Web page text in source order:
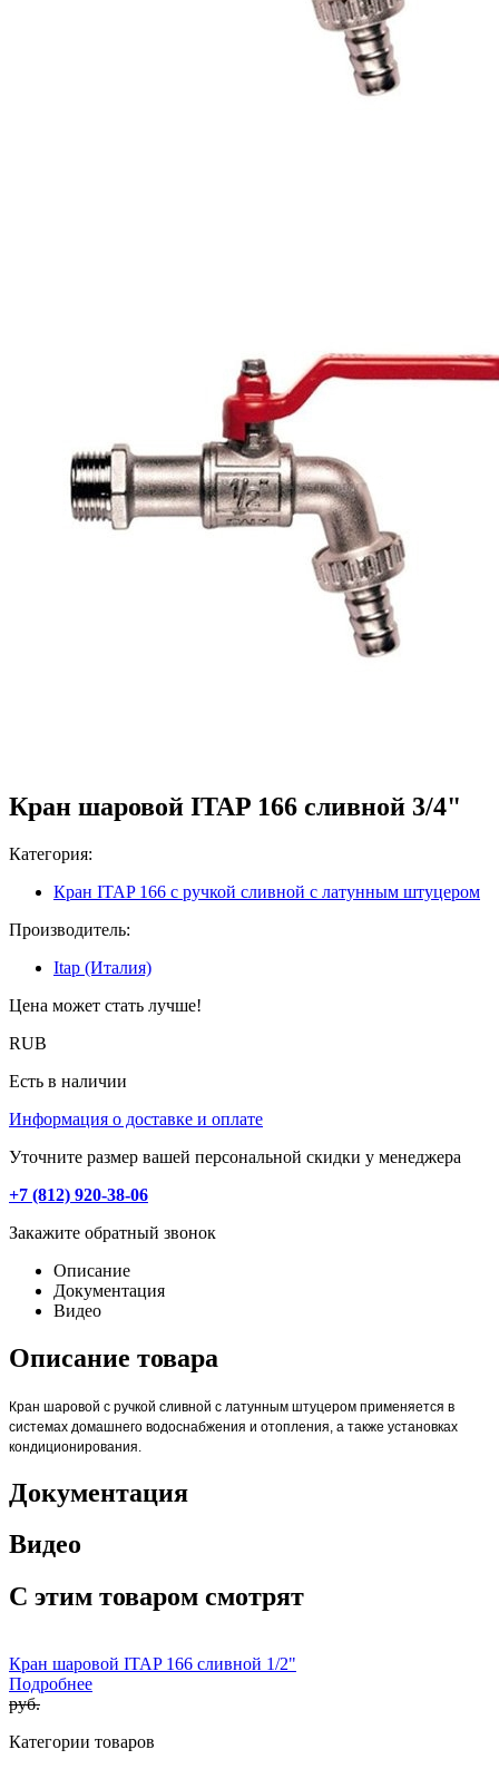
Кран шаровой ITAP 166 сливной 3/4"
Категория:
Кран ITAP 166 с ручкой сливной с латунным штуцером
Производитель:
Itap (Италия)
Цена может стать лучше!
RUB
Есть в наличии
Информация о доставке и оплате
Уточните размер вашей персональной скидки у менеджера
+7 (812) 920-38-06
Закажите обратный звонок
Описание
Документация
Видео
Описание товара
Кран шаровой с ручкой сливной с латунным штуцером применяется в
системах домашнего водоснабжения и отопления, а также установках
кондиционирования.
Документация
Видео
С этим товаром смотрят
Кран шаровой ITAP 166 сливной 1/2"
Подробнее
руб.
Категории товаров